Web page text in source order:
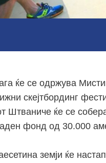
ќе се одржува
скејтбординг
Штваниче ќе се
фонд од 30.000
земји ќе